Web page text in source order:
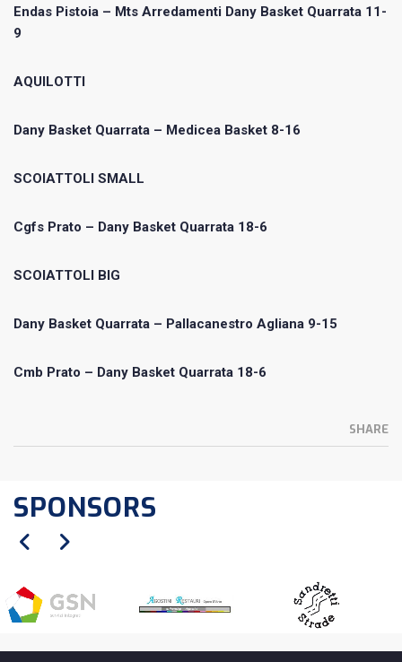
Endas Pistoia – Mts Arredamenti Dany Basket Quarrata 11-
9
AQUILOTTI
Dany Basket Quarrata – Medicea Basket 8-16
SCOIATTOLI SMALL
Cgfs Prato – Dany Basket Quarrata 18-6
SCOIATTOLI BIG
Dany Basket Quarrata – Pallacanestro Agliana 9-15
Cmb Prato – Dany Basket Quarrata 18-6
SHARE
SPONSORS